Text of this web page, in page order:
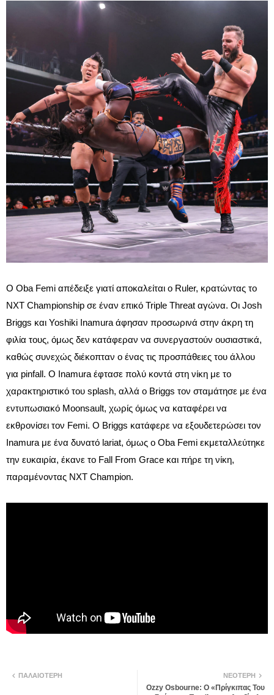
Ο Oba Femi απέδειξε γιατί αποκαλείται ο Ruler, κρατώντας το
NXT Championship σε έναν επικό Triple Threat αγώνα. Οι Josh
Briggs και Yoshiki Inamura άφησαν προσωρινά στην άκρη τη
φιλία τους, όμως δεν κατάφεραν να συνεργαστούν ουσιαστικά,
καθώς συνεχώς διέκοπταν ο ένας τις προσπάθειες του άλλου
για pinfall. Ο Inamura έφτασε πολύ κοντά στη νίκη με το
χαρακτηριστικό του splash, αλλά ο Briggs τον σταμάτησε με ένα
εντυπωσιακό Moonsault, χωρίς όμως να καταφέρει να
εκθρονίσει τον Femi. Ο Briggs κατάφερε να εξουδετερώσει τον
Inamura με ένα δυνατό lariat, όμως ο Oba Femi εκμεταλλεύτηκε
την ευκαιρία, έκανε το Fall From Grace και πήρε τη νίκη,
παραμένοντας NXT Champion.
ΝΕΌΤΕΡΗ
Ozzy Osbourne: Ο «Πρίγκιπας Του
ΠΑΛΑΙΌΤΕΡΗ